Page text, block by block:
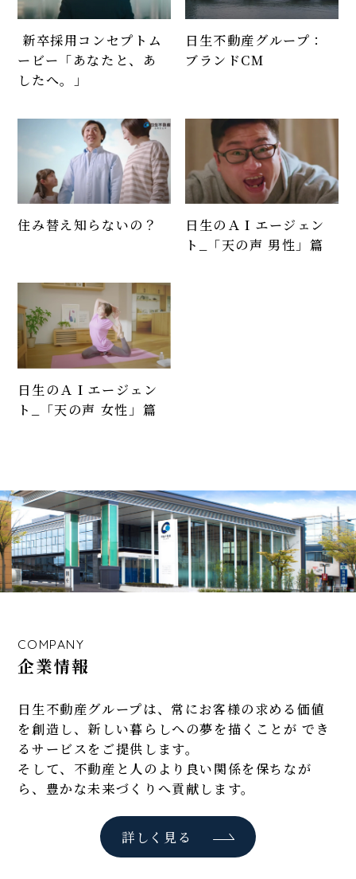
新卒採用コンセプトム
ービー「あなたと、あ
したへ。」
日生不動産グループ：
ブランドCM
住み替え知らないの？
日生のＡＩエージェン
ト_「天の声 男性」篇
日生のＡＩエージェン
ト_「天の声 女性」篇
COMPANY
企業情報
日生不動産グループは、常にお客様の求める価値
を創造し、 新しい暮らしへの夢を描くことが でき
るサービスをご提供します。
そして、不動産と人のより良い関係を保ちなが
ら、豊かな未来づくりへ貢献します。
詳しく見る